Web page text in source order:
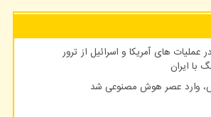
های آمریکا و اسرائیل از ترور
با ایران